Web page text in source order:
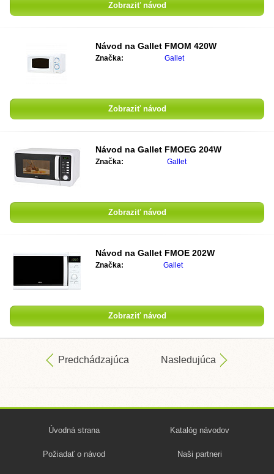
Zobraziť návod
Návod na Gallet FMOM 420W
Značka: Gallet
Zobraziť návod
Návod na Gallet FMOEG 204W
Značka: Gallet
Zobraziť návod
Návod na Gallet FMOE 202W
Značka: Gallet
Zobraziť návod
Predchádzajúca Nasledujúca
Úvodná strana Katalóg návodov
Požiadať o návod Naši partneri